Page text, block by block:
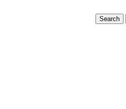
Search